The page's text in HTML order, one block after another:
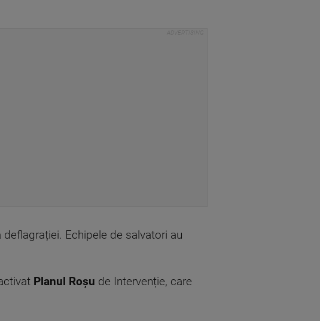
Echipele de salvatori au
Planul Roșu de Intervenție, care